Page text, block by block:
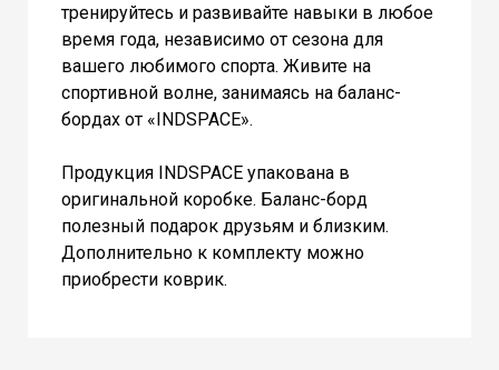
тренируйтесь и развивайте навыки в любое
время года, независимо от сезона для
вашего любимого спорта. Живите на
спортивной волне, занимаясь на баланс-
бордах от «INDSPACE».
Продукция INDSPACE упакована в
оригинальной коробке. Баланс-борд
полезный подарок друзьям и близким.
Дополнительно к комплекту можно
приобрести коврик.